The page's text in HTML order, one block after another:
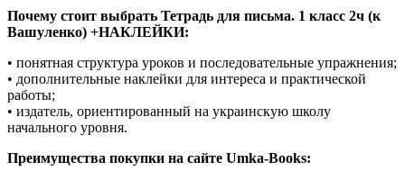
Почему стоит выбрать Тетрадь для письма. 1 класс 2ч (к
Вашуленко) +НАКЛЕЙКИ:
• понятная структура уроков и последовательные упражнения;
• дополнительные наклейки для интереса и практической
работы;
• издатель, ориентированный на украинскую школу
начального уровня.
Преимущества покупки на сайте Umka-Books: